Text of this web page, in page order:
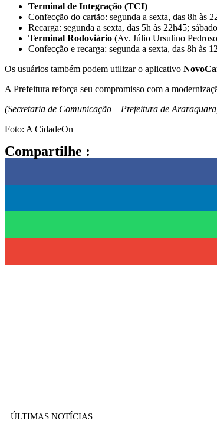
Terminal de Integração (TCI)
Confecção do cartão: segunda a sexta, das 8h às
Recarga: segunda a sexta, das 5h às 22h45;
Terminal Rodoviário (Av. Júlio Ursulino
Confecção e recarga: segunda a sexta, das 8h às
Os usuários também podem utilizar o aplicativo
A Prefeitura reforça seu compromisso com a
(Secretaria de Comunicação – Prefeitura de
Foto: A CidadeOn
Compartilhe :
ÚLTIMAS NOTÍCIAS